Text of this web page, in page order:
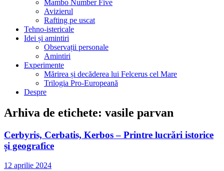
Mambo Number Five
Avizierul
Rafting pe uscat
Tehno-istericale
Idei și amintiri
Observații personale
Amintiri
Experimente
Mărirea și decăderea lui Felcerus cel Mare
Trilogia Pro-Europeană
Despre
Arhiva de etichete: vasile parvan
Cerbyris, Cerbatis, Kerbos – Printre lucrări istorice
și geografice
12 aprilie 2024